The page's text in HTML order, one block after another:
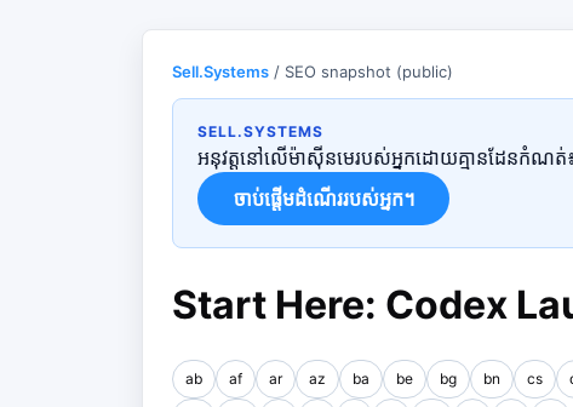
Sell.Systems / SEO snapshot (public)
SELL.SYSTEMS
អនុវត្តនៅលើម៉ាស៊ីនមេរបស់អ្នកដោយគ្មានដែនកំណត់
ចាប់ផ្តើមដំណើររបស់អ្នក។
Start Here: Codex
ab af ar az ba be bg bn cs